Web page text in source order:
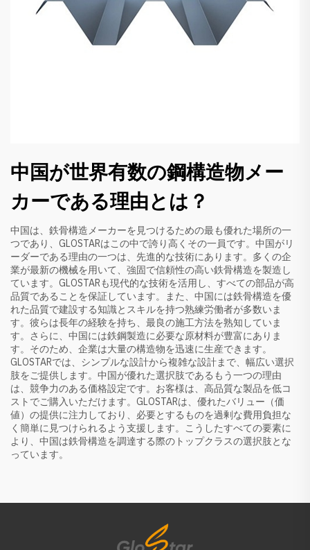
中国が世界有数の鋼構造物メー
カーである理由とは？
中国は、鉄骨構造メーカーを見つけるための最も優れた場所の一
つであり、GLOSTARはこの中で誇り高くその一員です。中国がリ
ーダーである理由の一つは、先進的な技術にあります。多くの企
業が最新の機械を用いて、強固で信頼性の高い鉄骨構造を製造し
ています。GLOSTARも現代的な技術を活用し、すべての部品が高
品質であることを保証しています。また、中国には鉄骨構造を優
れた品質で建設する知識とスキルを持つ熟練労働者が多数いま
す。彼らは長年の経験を持ち、最良の施工方法を熟知していま
す。さらに、中国には鉄鋼製造に必要な原材料が豊富にありま
す。そのため、企業は大量の構造物を迅速に生産できます。
GLOSTARでは、シンプルな設計から複雑な設計まで、幅広い選択
肢をご提供します。中国が優れた選択肢であるもう一つの理由
は、競争力のある価格設定です。お客様は、高品質な製品を低コ
ストでご購入いただけます。GLOSTARは、優れたバリュー（価
値）の提供に注力しており、必要とするものを過剰な費用負担な
く簡単に見つけられるよう支援します。こうしたすべての要素に
より、中国は鉄骨構造を調達する際のトップクラスの選択肢とな
っています。